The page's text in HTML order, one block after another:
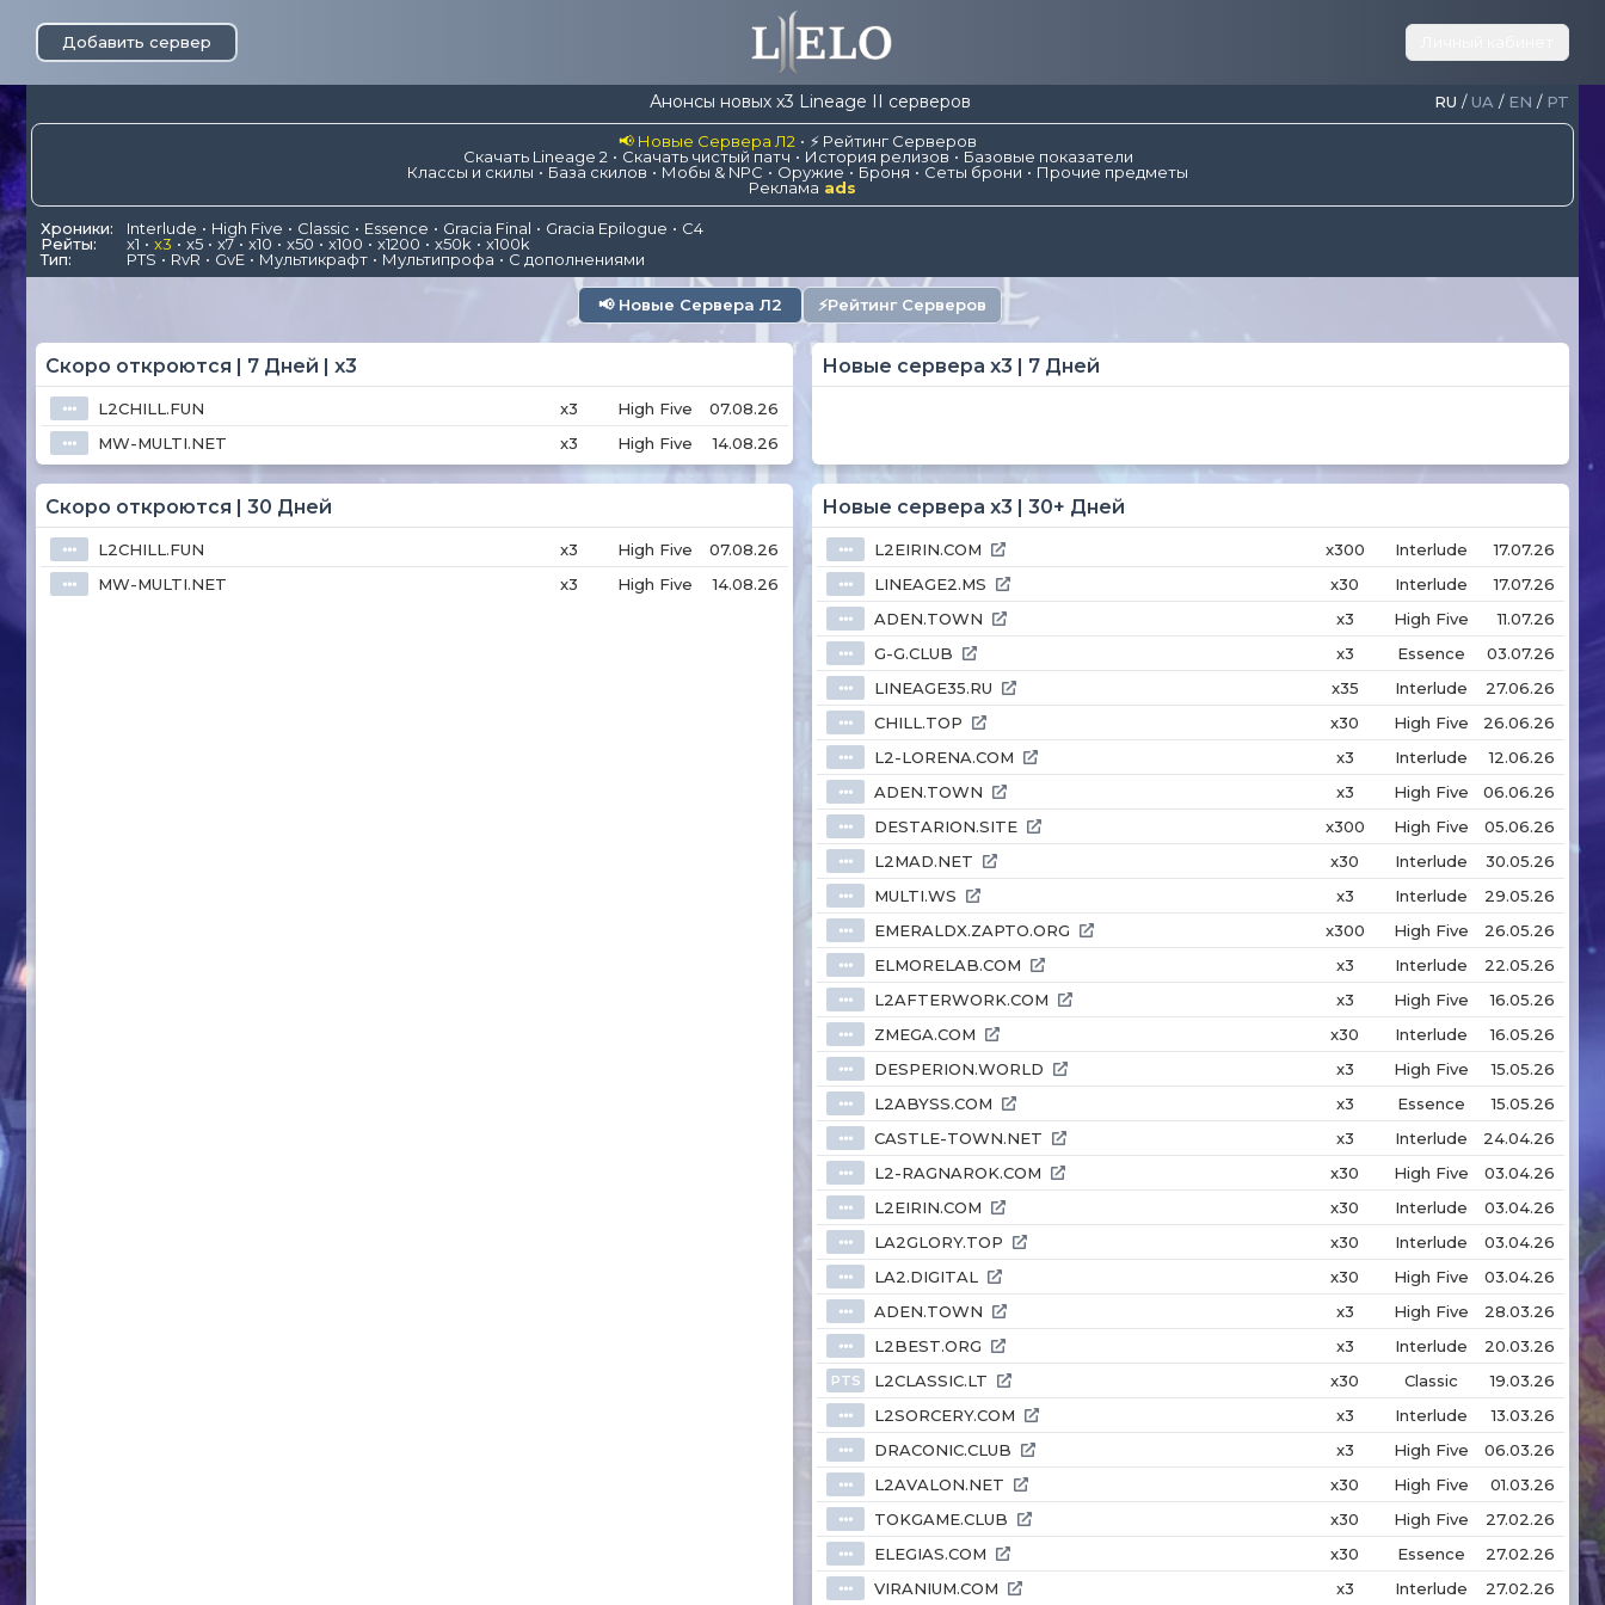
Добавить сервер
Анонсы новых x3 Lineage II серверов RU / UA / EN / PT
📢 Новые Сервера Л2
⚡ Рейтинг Серверов
Скачать Lineage 2
Скачать чистый патч История релизов
Базовые показатели
Классы и скилы
База скилов Мобы & NPC Оружие Броня Сеты брони
Прочие предметы
Реклама ads
Хроники: Interlude High Five Classic Essence Gracia Final Gracia Epilogue
C4
Рейты:
x1 x3 x5 x7 x10 x50 x100 x1200 x50k
x100k
Тип:
PTS RvR GvE Мультикрафт Мультипрофа С дополнениями
📢 Новые Сервера Л2 ⚡Рейтинг Серверов
Скоро откроются | 7 Дней | x3
⦁⦁⦁ L2CHILL.FUN x3 High Five 07.08.26
⦁⦁⦁ MW-MULTI.NET x3 High Five 14.08.26
Новые сервера x3 | 7 Дней
Скоро откроются | 30 Дней
⦁⦁⦁ L2CHILL.FUN x3 High Five 07.08.26
⦁⦁⦁ MW-MULTI.NET x3 High Five 14.08.26
Новые сервера x3 | 30+ Дней
⦁⦁⦁ L2EIRIN.COM x300 Interlude 17.07.26
⦁⦁⦁ LINEAGE2.MS x30 Interlude 17.07.26
⦁⦁⦁ ADEN.TOWN x3 High Five 11.07.26
⦁⦁⦁ G-G.CLUB x3 Essence 03.07.26
⦁⦁⦁ LINEAGE35.RU x35 Interlude 27.06.26
⦁⦁⦁ CHILL.TOP x30 High Five 26.06.26
⦁⦁⦁ L2-LORENA.COM x3 Interlude 12.06.26
⦁⦁⦁ ADEN.TOWN x3 High Five 06.06.26
⦁⦁⦁ DESTARION.SITE x300 High Five 05.06.26
⦁⦁⦁ L2MAD.NET x30 Interlude 30.05.26
⦁⦁⦁ MULTI.WS x3 Interlude 29.05.26
⦁⦁⦁ EMERALDX.ZAPTO.ORG x300 High Five 26.05.26
⦁⦁⦁ ELMORELAB.COM x3 Interlude 22.05.26
⦁⦁⦁ L2AFTERWORK.COM x3 High Five 16.05.26
⦁⦁⦁ ZMEGA.COM x30 Interlude 16.05.26
⦁⦁⦁ DESPERION.WORLD x3 High Five 15.05.26
⦁⦁⦁ L2ABYSS.COM x3 Essence 15.05.26
⦁⦁⦁ CASTLE-TOWN.NET x3 Interlude 24.04.26
⦁⦁⦁ L2-RAGNAROK.COM x30 High Five 03.04.26
⦁⦁⦁ L2EIRIN.COM x30 Interlude 03.04.26
⦁⦁⦁ LA2GLORY.TOP x30 Interlude 03.04.26
⦁⦁⦁ LA2.DIGITAL x30 High Five 03.04.26
⦁⦁⦁ ADEN.TOWN x3 High Five 28.03.26
⦁⦁⦁ L2BEST.ORG x3 Interlude 20.03.26
PTS L2CLASSIC.LT x30 Classic 19.03.26
⦁⦁⦁ L2SORCERY.COM x3 Interlude 13.03.26
⦁⦁⦁ DRACONIC.CLUB x3 High Five 06.03.26
⦁⦁⦁ L2AVALON.NET x30 High Five 01.03.26
⦁⦁⦁ TOKGAME.CLUB x30 High Five 27.02.26
⦁⦁⦁ ELEGIAS.COM x30 Essence 27.02.26
⦁⦁⦁ VIRANIUM.COM x3 Interlude 27.02.26